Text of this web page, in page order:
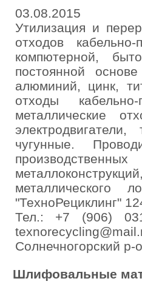
03.08.2015
Утилизация и
отходов
компютерной,
постоянной
алюминий, цинк,
отходы
металлические
чугунные.
"ТехноРециклинг"
Тел.: +7 (906)
Солнечногорский
Шлифовальные